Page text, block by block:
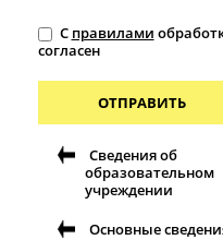
С правилами
согласен
ОТПРАВИТЬ
Сведения об
образовательном
учреждении
Основные